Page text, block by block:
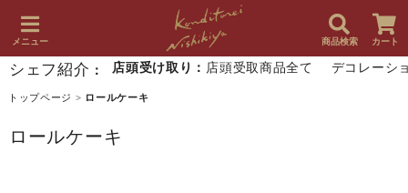
メニュー 商品検索 カート
シェフ紹介 ： 店頭受け取り： 店頭受取商品全て デコレーシ
トップページ > ロールケーキ
ロールケーキ